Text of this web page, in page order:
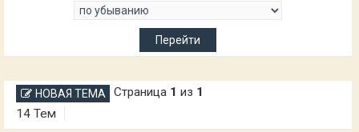
НОВАЯ ТЕМА
14 Тем
Страница 1 из 1